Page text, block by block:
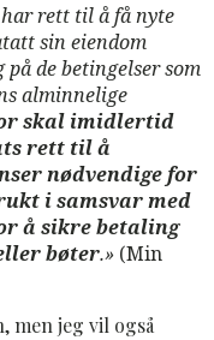
rett til å få nyte
sin eiendom
de betingelser som
alminnelige
skal imidlertid
rett til å
nødvendige for
i samsvar med
å sikre betaling
bøter.» (Min
men jeg vil også